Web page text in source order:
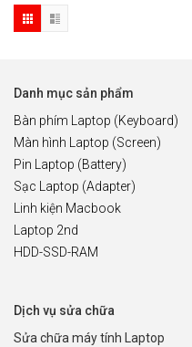
Danh mục sản phẩm
Bàn phím Laptop (Keyboard)
Màn hình Laptop (Screen)
Pin Laptop (Battery)
Sạc Laptop (Adapter)
Linh kiện Macbook
Laptop 2nd
HDD-SSD-RAM
Dịch vụ sửa chữa
Sửa chữa máy tính Laptop